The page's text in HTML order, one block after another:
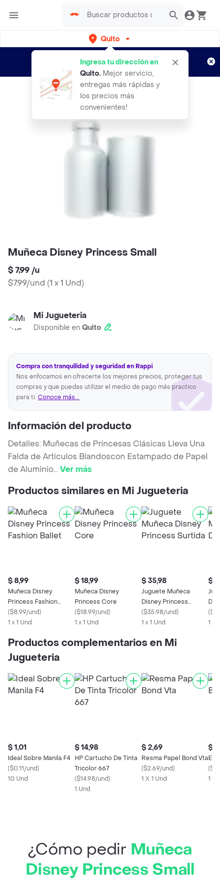
Quito
Ingresa tu dirección en
Quito. Mejor servicio,
entregas más rápidas y
los precios más
convenientes!
envíos gratis por semanas
Aplican TyC
Muñeca Disney Princess Small
$ 7,99 /u
$7.99/und (1 x 1 Und)
Mi Jugueteria
Disponible en Quito
Compra con tranquilidad y seguridad en Rappi
Nos enfocamos en ofrecerte los mejores precios, proteger tus
compras y que puedas utilizar el medio de pago más practico
para ti. Conoce más...
Información del producto
Detalles: Muñecas de Princesas Clásicas Lleva Una
Falda de Artículos Blandoscon Estampado de Papel
de Aluminio...Ver más
Productos similares en Mi Jugueteria
$ 8,99
Muñeca Disney
Princess Fashion
Ballet
($8.99/und)
1 x 1 Und
$ 18,99
Muñeca Disney
Princess Core
($18.99/und)
1 x 1 Und
$ 35,98
Juguete Muñeca
Disney Princess
Surtida
($35.98/und)
1 x 1 Und
$
(
1 x
Productos complementarios en Mi
Jugueteria
$ 1,01
Ideal Sobre Manila F4
($0.11/und)
10 Und
$ 14,98
HP Cartucho De Tinta
Tricolor 667
($14.98/und)
1 Und
$ 2,69
Resma Papel Bond Vta
($2.69/und)
1 X 1 Und
$
(
1 x
¿Cómo pedir Muñeca
Disney Princess Small